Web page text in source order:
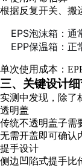
根据反复开关、搬
EPS泡沫箱：
EPP保温箱：
单次使用成本：
三、关键设计
实测中发现，除了
透明盖
传统不透明盖子需
无需开盖即可确认
提手设计
侧边凹陷式提手比